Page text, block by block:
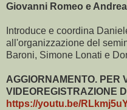
Giovanni Romeo e
Introduce e coordina
all'organizzazione del
Baroni, Simone Lonati e
AGGIORNAMENTO. PER
VIDEOREGISTRAZIONE
https://youtu.be/